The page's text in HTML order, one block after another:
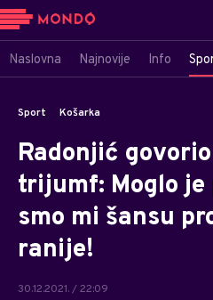
Naslovna Najnovije Info
Sport Košarka
Radonjić
trijumf: Moglo
smo mi šansu
ranije!
30.12.2021. / 22:09